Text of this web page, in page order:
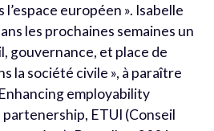
l’espace européen ». Isabelle
les prochaines semaines un
gouvernance, et place de
la société civile », à paraître
employability
ETUI (Conseil